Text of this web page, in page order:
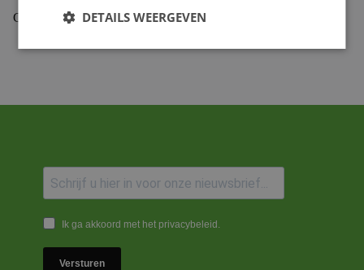
Gekoppelde Motoren
Ik ga akkoord met het privacybeleid.
Versturen
DETAILS WEERGEVEN